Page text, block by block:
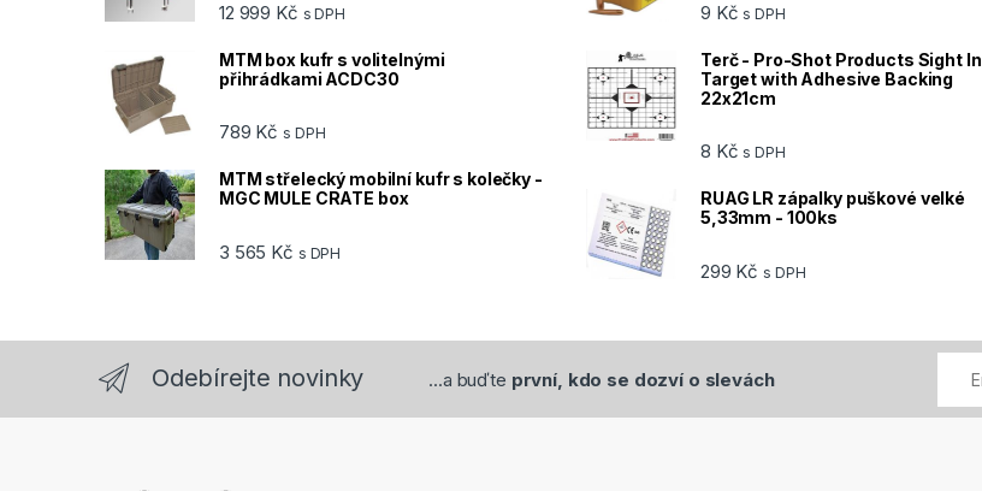
12 999 Kč s DPH
MTM box kufr s volitelnými
přihrádkami ACDC30
789 Kč s DPH
MTM střelecký mobilní kufr s kolečky -
MGC MULE CRATE box
3 565 Kč s DPH
9 Kč s DPH
Terč - Pro-Shot Products Sight In
Target with Adhesive Backing
22x21cm
8 Kč s DPH
RUAG LR zápalky puškové velké
5,33mm - 100ks
299 Kč s DPH
Odebírejte novinky ...a buďte první, kdo se dozví o slevách